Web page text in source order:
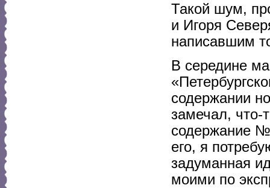
Такой шум,
и Игоря
написавшим
В середине
содержании
замечал, что-
содержание №
его, я
задуманная
моими по